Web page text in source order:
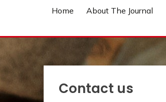
Home About The Journal
Contact us